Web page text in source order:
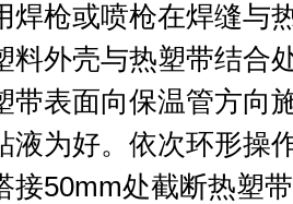
焊枪或喷枪在焊缝与
料外壳与热塑带结合
带表面向保温管方向
液为好。依次环形操
接50mm处截断热塑